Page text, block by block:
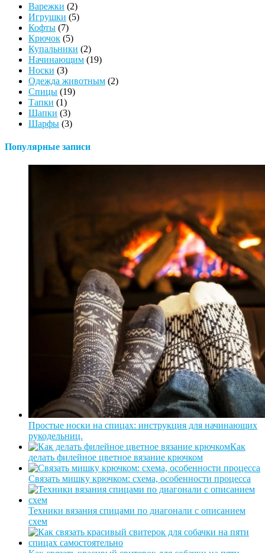
Варежки (2)
Игрушки (5)
Кофты (7)
Крючок (5)
Купальники (2)
Начинающим (19)
Носки (3)
Одежда животным (2)
Спицы (19)
Тапки (1)
Шапки (3)
Шарфы (3)
Популярные записи
Простые носки на спицах: инструкция для начинающих
рукодельниц.
Как
делать филейное цветное вязание крючком
Связать мишку крючком: схема, особенности процесса
Техники вязания спицами по диагонали с описанием
схем